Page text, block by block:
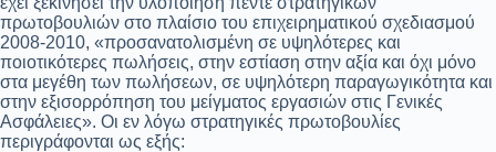
πρωτοβουλιών στο πλαίσιο του επιχειρηματικού σχεδιασμού
2008-2010, «προσανατολισμένη σε υψηλότερες και
ποιοτικότερες πωλήσεις, στην εστίαση στην αξία και όχι μόνο
στα μεγέθη των πωλήσεων, σε υψηλότερη παραγωγικότητα και
στην εξισορρόπηση του μείγματος εργασιών στις Γενικές
Ασφάλειες». Οι εν λόγω στρατηγικές πρωτοβουλίες
περιγράφονται ως εξής: